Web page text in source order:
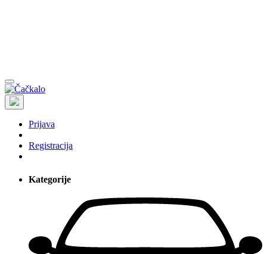
Prijava
Registracija
Kategorije